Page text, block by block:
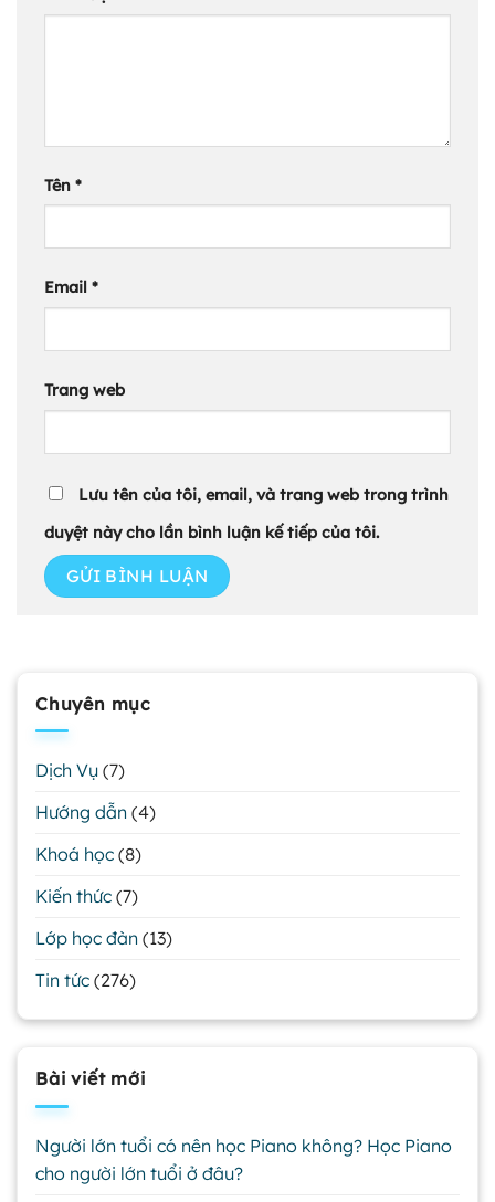
Tên *
Email *
Trang web
Lưu tên của tôi, email, và trang web trong trình
duyệt này cho lần bình luận kế tiếp của tôi.
Chuyên mục
Dịch Vụ (7)
Hướng dẫn (4)
Khoá học (8)
Kiến thức (7)
Lớp học đàn (13)
Tin tức (276)
Bài viết mới
Người lớn tuổi có nên học Piano không? Học Piano
cho người lớn tuổi ở đâu?